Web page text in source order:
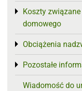
Koszty
domowego
Toggle menu
Obciążenia
Toggle menu
Pozostałe
Toggle menu
Wiadomość do